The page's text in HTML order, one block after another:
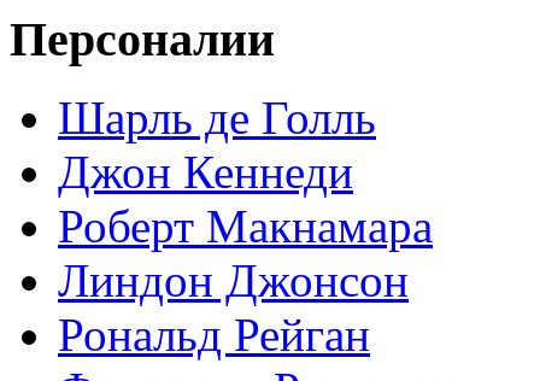
Персоналии
Шарль де Голль
Джон Кеннеди
Роберт Макнамара
Линдон Джонсон
Рональд Рейган